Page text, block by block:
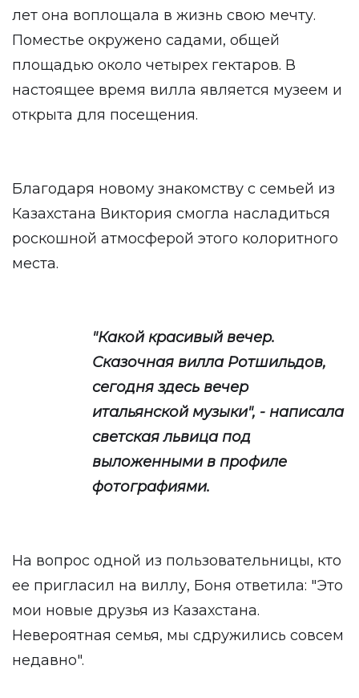
лет она воплощала в жизнь свою мечту.
Поместье окружено садами, общей
площадью около четырех гектаров. В
настоящее время вилла является музеем и
открыта для посещения.
Благодаря новому знакомству с семьей из
Казахстана Виктория смогла насладиться
роскошной атмосферой этого колоритного
места.
"Какой красивый вечер.
Сказочная вилла Ротшильдов,
сегодня здесь вечер
итальянской музыки", - написала
светская львица под
выложенными в профиле
фотографиями.
На вопрос одной из пользовательницы, кто
ее пригласил на виллу, Боня ответила: "Это
мои новые друзья из Казахстана.
Невероятная семья, мы сдружились совсем
недавно".